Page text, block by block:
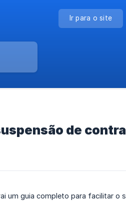
Ir para o site
de
um guia completo para facilitar o